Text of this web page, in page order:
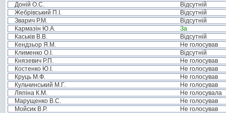
Доній О.С.
Відсутній
Жебрівський П.І.
Відсутній
Зварич Р.М.
Відсутній
Кармазін Ю.А.
За
Каськів В.В.
Відсутній
Кендзьор Я.М.
Не голосував
Клименко О.І.
Відсутній
Князевич Р.П.
Не голосував
Костенко Ю.І.
Не голосував
Круць М.Ф.
Не голосував
Кульчинський М.Г.
Не голосував
Ляпіна К.М.
Не голосувала
Марущенко В.С.
Не голосував
Мойсик В.Р.
Не голосував